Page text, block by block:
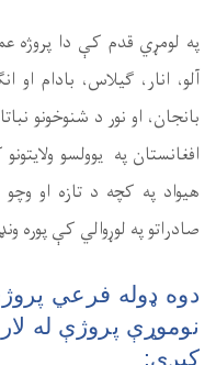
زردالو، شفتالو،
کچالو، پیاز،‌ رومي
نوموړې پروژه به د
په دې سره به پروژه د
په تعویض او د